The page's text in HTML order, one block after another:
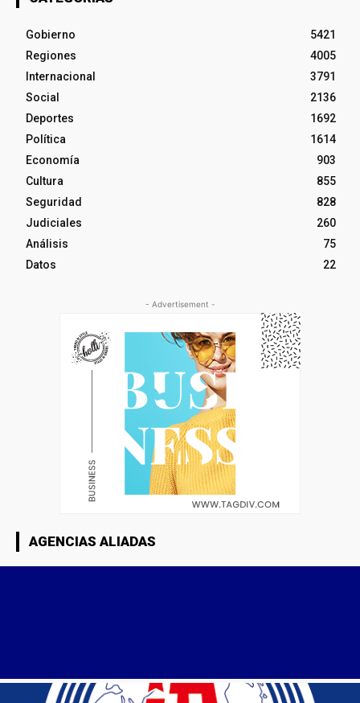
Gobierno
5421
Regiones
4005
Internacional
3791
Social
2136
Deportes
1692
Política
1614
Economía
903
Cultura
855
Seguridad
828
Judiciales
260
Análisis
75
Datos
22
- Advertisement -
AGENCIAS ALIADAS